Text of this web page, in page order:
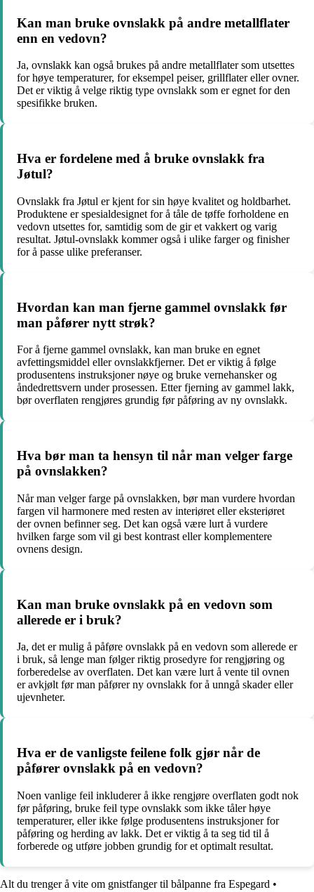
Kan man bruke ovnslakk på andre metallflater
enn en vedovn?
Ja, ovnslakk kan også brukes på andre metallflater som utsettes
for høye temperaturer, for eksempel peiser, grillflater eller ovner.
Det er viktig å velge riktig type ovnslakk som er egnet for den
spesifikke bruken.
Hva er fordelene med å bruke ovnslakk fra
Jøtul?
Ovnslakk fra Jøtul er kjent for sin høye kvalitet og holdbarhet.
Produktene er spesialdesignet for å tåle de tøffe forholdene en
vedovn utsettes for, samtidig som de gir et vakkert og varig
resultat. Jøtul-ovnslakk kommer også i ulike farger og finisher
for å passe ulike preferanser.
Hvordan kan man fjerne gammel ovnslakk før
man påfører nytt strøk?
For å fjerne gammel ovnslakk, kan man bruke en egnet
avfettingsmiddel eller ovnslakkfjerner. Det er viktig å følge
produsentens instruksjoner nøye og bruke vernehansker og
åndedrettsvern under prosessen. Etter fjerning av gammel lakk,
bør overflaten rengjøres grundig før påføring av ny ovnslakk.
Hva bør man ta hensyn til når man velger farge
på ovnslakken?
Når man velger farge på ovnslakken, bør man vurdere hvordan
fargen vil harmonere med resten av interiøret eller eksteriøret
der ovnen befinner seg. Det kan også være lurt å vurdere
hvilken farge som vil gi best kontrast eller komplementere
ovnens design.
Kan man bruke ovnslakk på en vedovn som
allerede er i bruk?
Ja, det er mulig å påføre ovnslakk på en vedovn som allerede er
i bruk, så lenge man følger riktig prosedyre for rengjøring og
forberedelse av overflaten. Det kan være lurt å vente til ovnen
er avkjølt før man påfører ny ovnslakk for å unngå skader eller
ujevnheter.
Hva er de vanligste feilene folk gjør når de
påfører ovnslakk på en vedovn?
Noen vanlige feil inkluderer å ikke rengjøre overflaten godt nok
før påføring, bruke feil type ovnslakk som ikke tåler høye
temperaturer, eller ikke følge produsentens instruksjoner for
påføring og herding av lakk. Det er viktig å ta seg tid til å
forberede og utføre jobben grundig for et optimalt resultat.
Alt du trenger å vite om gnistfanger til bålpanne fra Espegard •